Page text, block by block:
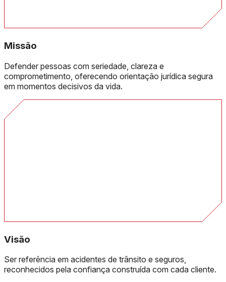
Missão
Defender pessoas com seriedade, clareza e
comprometimento, oferecendo orientação jurídica segura
em momentos decisivos da vida.
Visão
Ser referência em acidentes de trânsito e seguros,
reconhecidos pela confiança construída com cada cliente.